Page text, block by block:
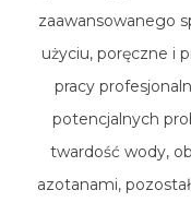
zaawansowanego
użyciu, poręczne i
pracy
potencjalnych
twardość wody,
azotanami,